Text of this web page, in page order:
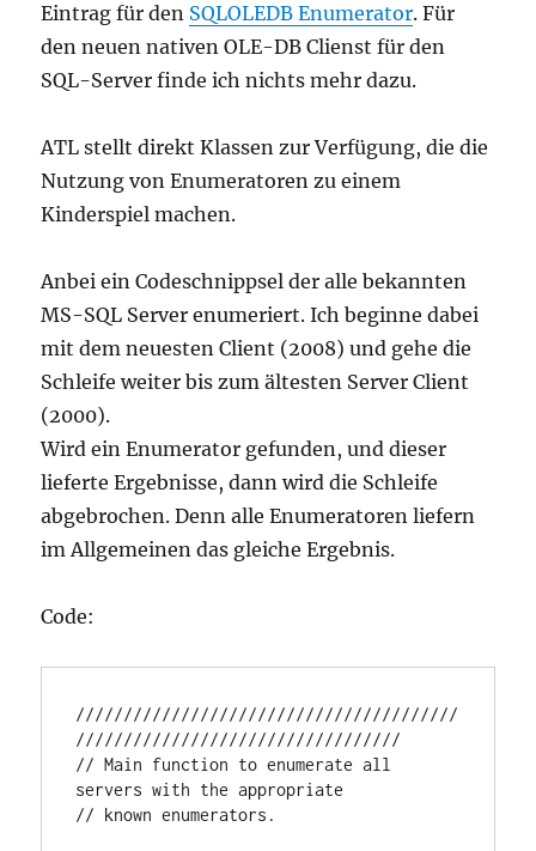
Eintrag für den SQLOLEDB Enumerator. Für
den neuen nativen OLE-DB Clienst für den
SQL-Server finde ich nichts mehr dazu.
ATL stellt direkt Klassen zur Verfügung, die die
Nutzung von Enumeratoren zu einem
Kinderspiel machen.
Anbei ein Codeschnippsel der alle bekannten
MS-SQL Server enumeriert. Ich beginne dabei
mit dem neuesten Client (2008) und gehe die
Schleife weiter bis zum ältesten Server Client
(2000).
Wird ein Enumerator gefunden, und dieser
lieferte Ergebnisse, dann wird die Schleife
abgebrochen. Denn alle Enumeratoren liefern
im Allgemeinen das gleiche Ergebnis.
Code:
////////////////////////////////////////
//////////////////////////////////
// Main function to enumerate all
servers with the appropriate
// known enumerators.